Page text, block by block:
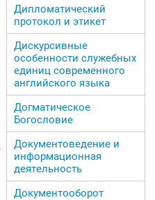
Дипломатический
протокол и этикет
Дискурсивные
особенности служебных
единиц современного
английского языка
Догматическое
Богословие
Документоведение и
информационная
деятельность
Документооборот